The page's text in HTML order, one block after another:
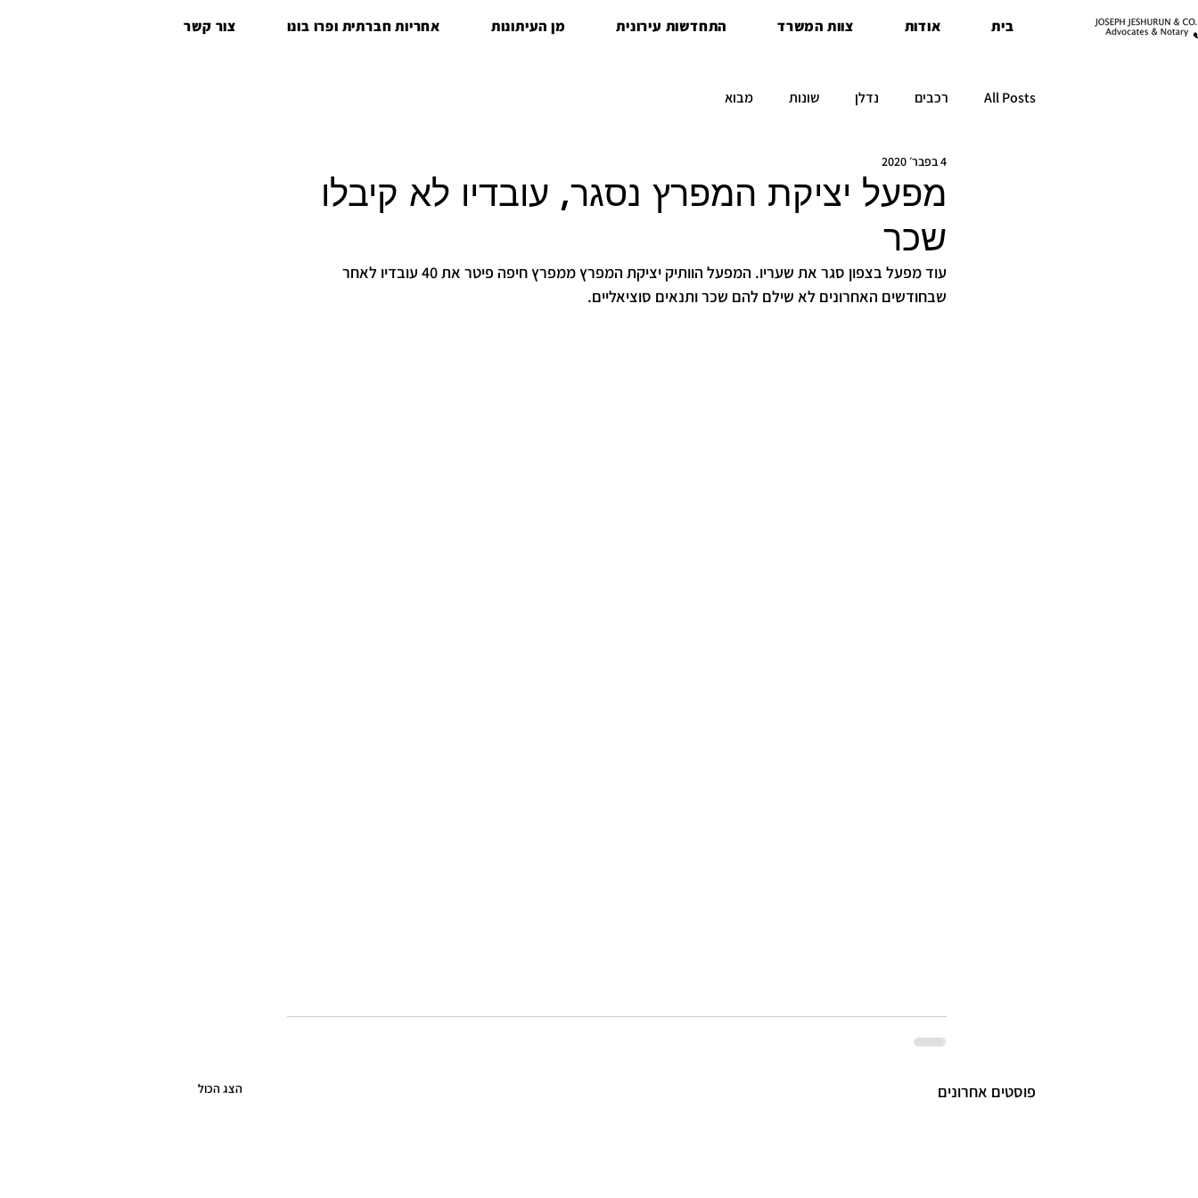
צור קשר אחריות חברתית ופרו בונו מן העיתונות התחדשות עירונית צוות המשרד אודות בית
All Posts רכבים נדלן שונות מבוא
מפעל יציקת המפרץ נסגר, עובדיו לא קיבלו
שכר
4 בפבר׳ 2020
עוד מפעל בצפון סגר את שעריו. המפעל הוותיק יציקת המפרץ ממפרץ חיפה פיטר את 40 עובדיו לאחר
שבחודשים האחרונים לא שילם להם שכר ותנאים סוציאליים.
פוסטים אחרונים הצג הכול